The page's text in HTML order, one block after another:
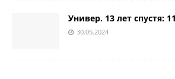
Универ. 13 лет спустя:
30.05.2024